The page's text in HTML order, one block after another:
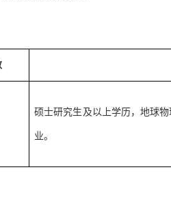
硕士研究生及以上学历，地球
业。